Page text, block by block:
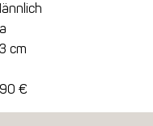
cm
€